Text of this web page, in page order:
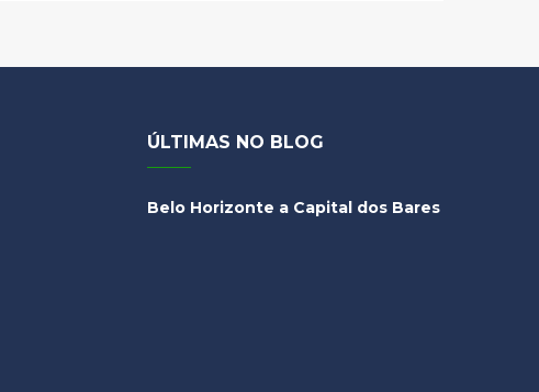
ÚLTIMAS NO BLOG
Belo Horizonte a Capital dos Bares